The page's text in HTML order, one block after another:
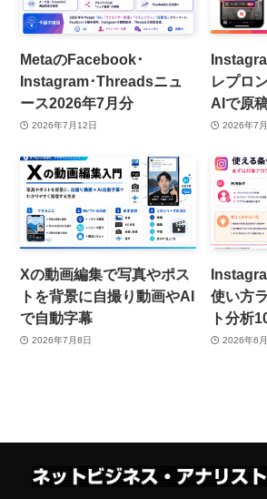
MetaのFacebook･
Instagram･Threadsニュ
ース2026年7月分
2026年7月12日
レプロ
AIで原
2026年7
Xの動画編集で写真やポス
トを背景に自撮り動画やAI
で自動字幕
2026年7月8日
使い方
ト分析
2026年6